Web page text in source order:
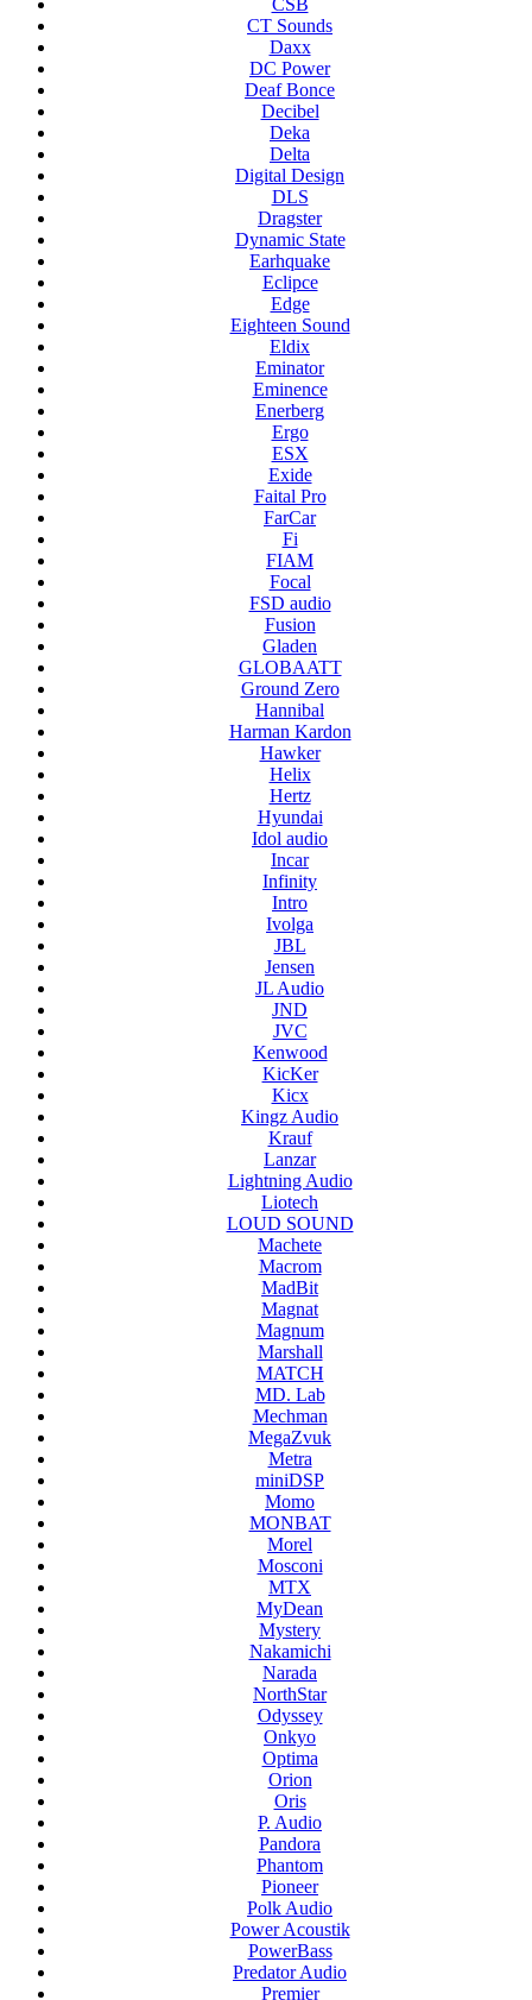
CT Sounds
Daxx
DC Power
Deaf Bonce
Decibel
Deka
Delta
Digital Design
DLS
Dragster
Dynamic State
Earhquake
Eclipce
Edge
Eighteen Sound
Eldix
Eminator
Eminence
Enerberg
Ergo
ESX
Exide
Faital Pro
FarCar
Fi
FIAM
Focal
FSD audio
Fusion
Gladen
GLOBAATT
Ground Zero
Hannibal
Harman Kardon
Hawker
Helix
Hertz
Hyundai
Idol audio
Incar
Infinity
Intro
Ivolga
JBL
Jensen
JL Audio
JND
JVC
Kenwood
KicKer
Kicx
Kingz Audio
Krauf
Lanzar
Lightning Audio
Liotech
LOUD SOUND
Machete
Macrom
MadBit
Magnat
Magnum
Marshall
MATCH
MD. Lab
Mechman
MegaZvuk
Metra
miniDSP
Momo
MONBAT
Morel
Mosconi
MTX
MyDean
Mystery
Nakamichi
Narada
NorthStar
Odyssey
Onkyo
Optima
Orion
Oris
P. Audio
Pandora
Phantom
Pioneer
Polk Audio
Power Acoustik
PowerBass
Predator Audio
Premier